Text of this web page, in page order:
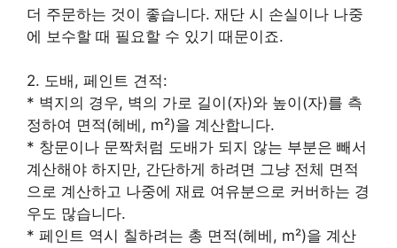
더 주문하는 것이 좋습니다. 재단 시 손실이나 나중
에 보수할 때 필요할 수 있기 때문이죠.
2. 도배, 페인트 견적:
* 벽지의 경우, 벽의 가로 길이(자)와 높이(자)를 측
정하여 면적(헤베, m²)을 계산합니다.
* 창문이나 문짝처럼 도배가 되지 않는 부분은 빼서
계산해야 하지만, 간단하게 하려면 그냥 전체 면적
으로 계산하고 나중에 재료 여유분으로 커버하는 경
우도 많습니다.
* 페인트 역시 칠하려는 총 면적(헤베, m²)을 계산